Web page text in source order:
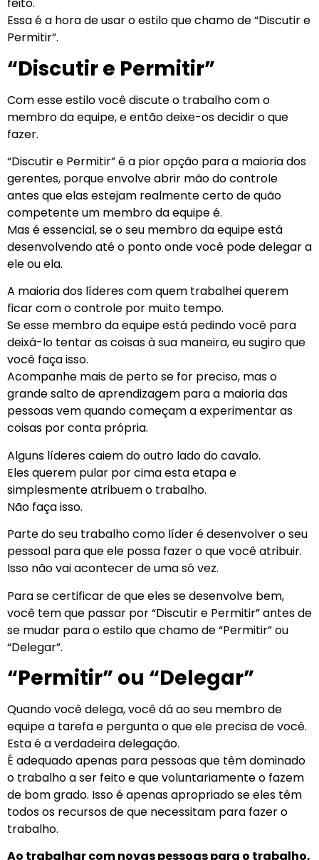
feito.
Essa é a hora de usar o estilo que chamo de “Discutir e
Permitir”.
“Discutir e Permitir”
Com esse estilo você discute o trabalho com o
membro da equipe, e então deixe-os decidir o que
fazer.
“Discutir e Permitir” é a pior opção para a maioria dos
gerentes, porque envolve abrir mão do controle
antes que elas estejam realmente certo de quão
competente um membro da equipe é.
Mas é essencial, se o seu membro da equipe está
desenvolvendo até o ponto onde você pode delegar a
ele ou ela.
A maioria dos líderes com quem trabalhei querem
ficar com o controle por muito tempo.
Se esse membro da equipe está pedindo você para
deixá-lo tentar as coisas à sua maneira, eu sugiro que
você faça isso.
Acompanhe mais de perto se for preciso, mas o
grande salto de aprendizagem para a maioria das
pessoas vem quando começam a experimentar as
coisas por conta própria.
Alguns líderes caiem do outro lado do cavalo.
Eles querem pular por cima esta etapa e
simplesmente atribuem o trabalho.
Não faça isso.
Parte do seu trabalho como líder é desenvolver o seu
pessoal para que ele possa fazer o que você atribuir.
Isso não vai acontecer de uma só vez.
Para se certificar de que eles se desenvolve bem,
você tem que passar por “Discutir e Permitir” antes de
se mudar para o estilo que chamo de “Permitir” ou
“Delegar”.
“Permitir” ou “Delegar”
Quando você delega, você dá ao seu membro de
equipe a tarefa e pergunta o que ele precisa de você.
Esta é a verdadeira delegação.
É adequado apenas para pessoas que têm dominado
o trabalho a ser feito e que voluntariamente o fazem
de bom grado. Isso é apenas apropriado se eles têm
todos os recursos de que necessitam para fazer o
trabalho.
Ao trabalhar com novas pessoas para o trabalho,